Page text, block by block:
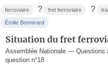
ferroviaire ? fret ferroviaire ?
Émilie Bonnivard
Situation du fret
Assemblée Nationale —
question n°18